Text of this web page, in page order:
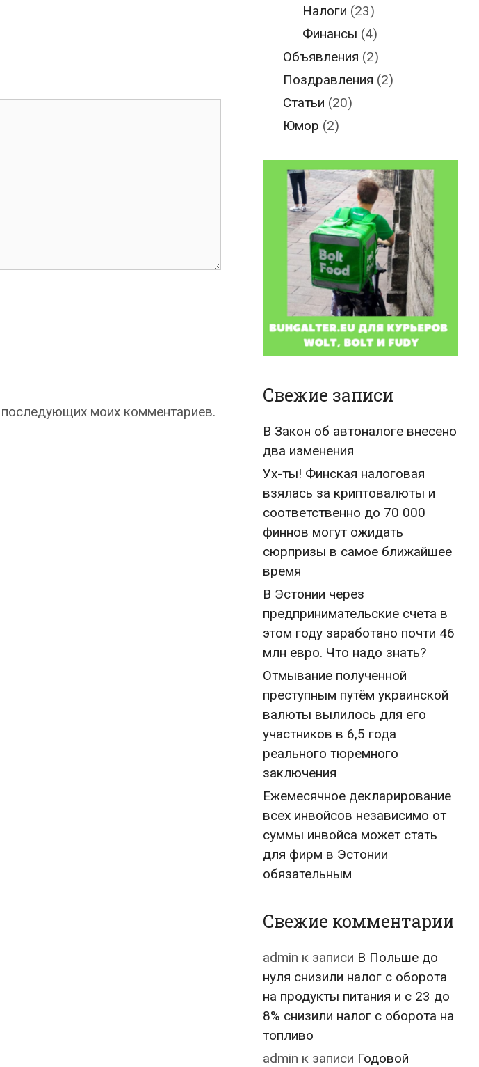
моих комментариев.
Налоги (23)
Финансы (4)
Объявления (2)
Поздравления (2)
Статьи (20)
Юмор (2)
Свежие записи
В Закон об автоналоге внесено
два изменения
Ух-ты! Финская налоговая
взялась за криптовалюты и
соответственно до 70 000
финнов могут ожидать
сюрпризы в самое ближайшее
время
В Эстонии через
предпринимательские счета в
этом году заработано почти 46
млн евро. Что надо знать?
Отмывание полученной
преступным путём украинской
валюты вылилось для его
участников в 6,5 года
реального тюремного
заключения
Ежемесячное декларирование
всех инвойсов независимо от
суммы инвойса может стать
для фирм в Эстонии
обязательным
Свежие комментарии
admin к записи В Польше до
нуля снизили налог с оборота
на продукты питания и с 23 до
8% снизили налог с оборота на
топливо
admin к записи Годовой